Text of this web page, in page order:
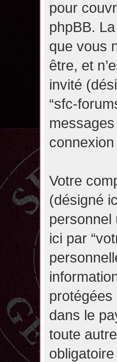
pour
phpBB.
que vous
être, et
invité
“sfc-
Votre
(désigné
personnel
ici par
dans le
toute